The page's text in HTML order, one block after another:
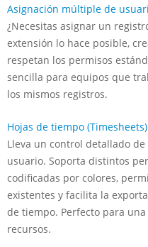
Asignación múltiple de
¿Necesitas asignar un
extensión lo hace posible,
respetan los permisos
sencilla para equipos que
los mismos registros.
Hojas de tiempo (Timesheets)
Lleva un control detallado
usuario. Soporta distintos
codificadas por colores,
existentes y facilita la
de tiempo. Perfecto para
recursos.